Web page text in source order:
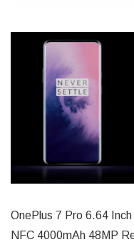
OnePlus 7 Pro 6.64
NFC 4000mAh 48MP